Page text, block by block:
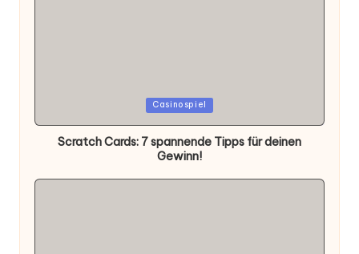
Casinospiel
Scratch Cards: 7 spannende Tipps für deinen
Gewinn!